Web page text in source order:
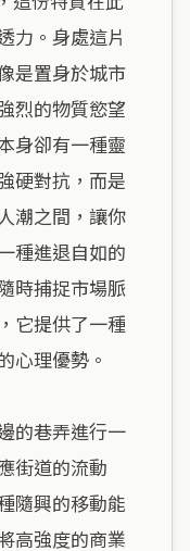
力。身處這片
是置身於城市
烈的物質慾望
身卻有一種靈
硬對抗，而是
潮之間，讓你
種進退自如的
時捕捉市場脈
它提供了一種
心理優勢。
的巷弄進行一
街道的流動
隨興的移動能
高強度的商業